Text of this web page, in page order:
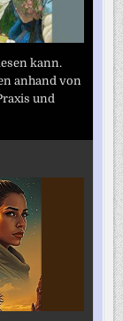
kann.
anhand von
und